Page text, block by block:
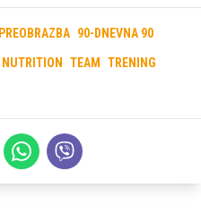
PREOBRAZBA 90-DNEVNA 90
NUTRITION TEAM TRENING